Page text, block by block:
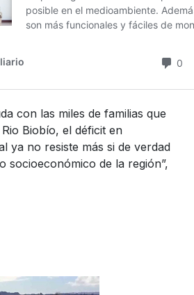
con las miles de familias que
Biobío, el déficit en
ya no resiste más si de verdad
socioeconómico de la región”,